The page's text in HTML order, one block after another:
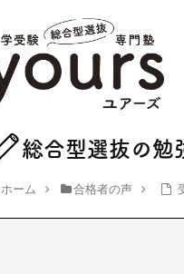
総合型選抜の勉
ホーム 合格者の声